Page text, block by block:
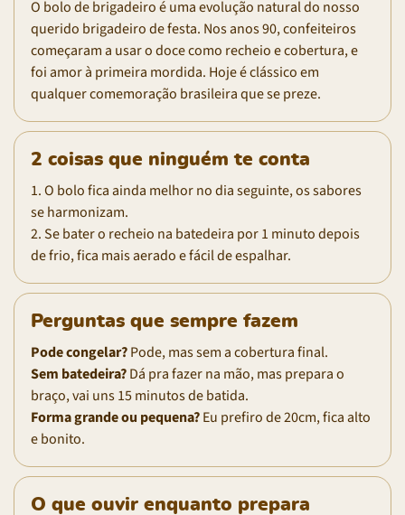
O bolo de brigadeiro é uma evolução natural do nosso
querido brigadeiro de festa. Nos anos 90, confeiteiros
começaram a usar o doce como recheio e cobertura, e
foi amor à primeira mordida. Hoje é clássico em
qualquer comemoração brasileira que se preze.
2 coisas que ninguém te conta
1. O bolo fica ainda melhor no dia seguinte, os sabores
se harmonizam.
2. Se bater o recheio na batedeira por 1 minuto depois
de frio, fica mais aerado e fácil de espalhar.
Perguntas que sempre fazem
Pode congelar?Pode, mas sem a cobertura final.
Sem batedeira?Dá pra fazer na mão, mas prepara o
braço, vai uns 15 minutos de batida.
Forma grande ou pequena?Eu prefiro de 20cm, fica alto
e bonito.
O que ouvir enquanto prepara